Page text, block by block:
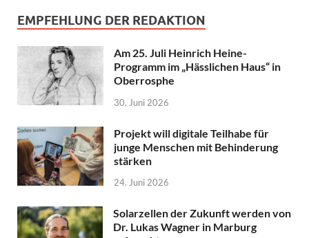
EMPFEHLUNG DER REDAKTION
Am 25. Juli Heinrich Heine-
Programm im „Hässlichen Haus“ in
Oberrosphe
30. Juni 2026
Projekt will digitale Teilhabe für
junge Menschen mit Behinderung
stärken
24. Juni 2026
Solarzellen der Zukunft werden von
Dr. Lukas Wagner in Marburg